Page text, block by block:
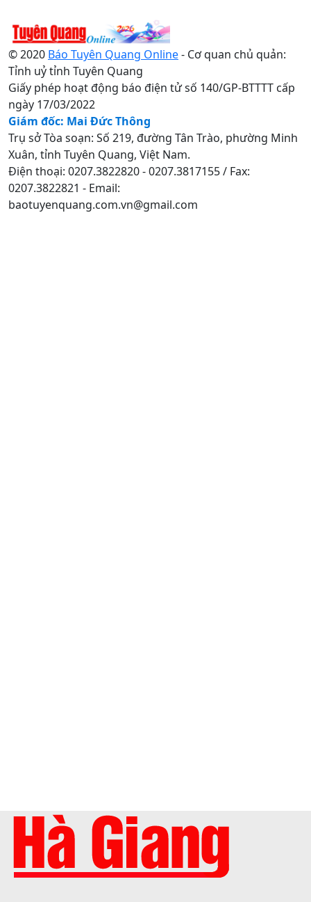
© 2020 Báo Tuyên Quang Online- Cơ quan chủ quản:
Tỉnh uỷ tỉnh Tuyên Quang
Giấy phép hoạt động báo điện tử số 140/GP-BTTTT cấp
ngày 17/03/2022
Giám đốc: Mai Đức Thông
Trụ sở Tòa soạn: Số 219, đường Tân Trào, phường Minh
Xuân, tỉnh Tuyên Quang, Việt Nam.
Điện thoại: 0207.3822820 - 0207.3817155 / Fax:
0207.3822821 - Email:
baotuyenquang.com.vn@gmail.com